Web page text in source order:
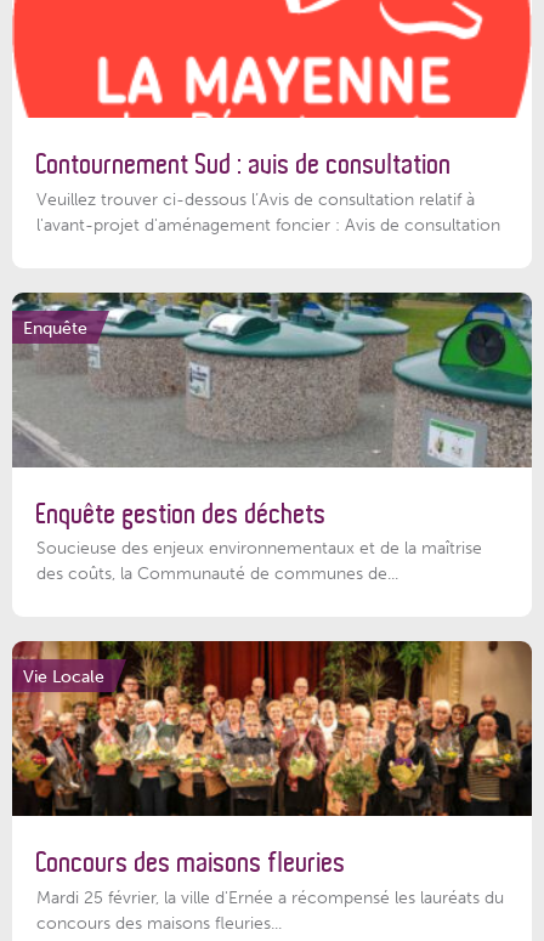
Contournement Sud : avis de consultation
Veuillez trouver ci-dessous l’Avis de consultation relatif à
l'avant-projet d'aménagement foncier : Avis de consultation
Enquête
Enquête gestion des déchets
Soucieuse des enjeux environnementaux et de la maîtrise
des coûts, la Communauté de communes de...
Vie Locale
Concours des maisons fleuries
Mardi 25 février, la ville d'Ernée a récompensé les lauréats du
concours des maisons fleuries...